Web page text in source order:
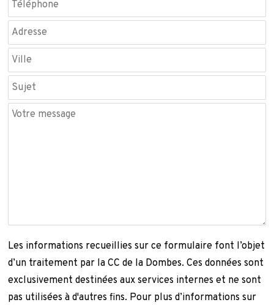
Les informations recueillies sur ce formulaire font l’objet
d’un traitement par la CC de la Dombes. Ces données sont
exclusivement destinées aux services internes et ne sont
pas utilisées à d'autres fins. Pour plus d’informations sur